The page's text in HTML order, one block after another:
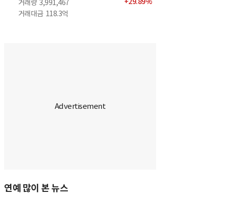
거래량 3,991,467
거래대금 118.3억
연예 많이 본 뉴스